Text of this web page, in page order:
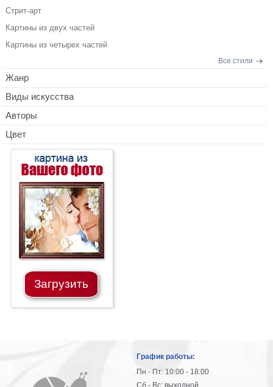
Стрит-арт
Картины из двух частей
Картины из четырех частей
Все стили
Жанр
Виды искусства
Авторы
Цвет
Загрузить
График работы:
Пн - Пт: 10:00 - 18:00
Сб - Вс: выходной